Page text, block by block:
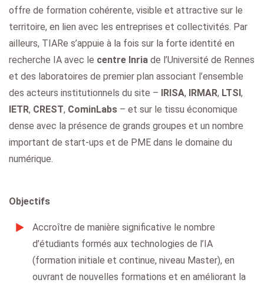
offre de formation cohérente, visible et attractive sur le
territoire, en lien avec les entreprises et collectivités. Par
ailleurs, TIARe s’appuie à la fois sur la forte identité en
recherche IA avec le centre Inria de l’Université de Rennes
et des laboratoires de premier plan associant l’ensemble
des acteurs institutionnels du site – IRISA, IRMAR, LTSI,
IETR, CREST, CominLabs – et sur le tissu économique
dense avec la présence de grands groupes et un nombre
important de start-ups et de PME dans le domaine du
numérique.
Objectifs
Accroître de manière significative le nombre
d’étudiants formés aux technologies de l’IA
(formation initiale et continue, niveau Master), en
ouvrant de nouvelles formations et en améliorant la